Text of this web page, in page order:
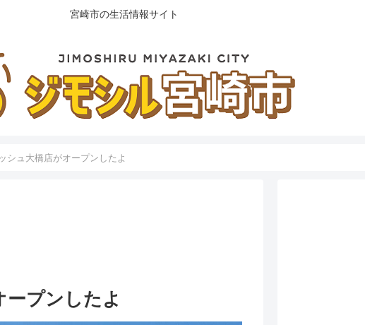
宮崎市の生活情報サイト
シュ大橋店がオープンしたよ
ープンしたよ